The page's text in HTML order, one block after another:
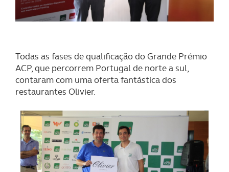
Todas as fases de qualificação do Grande Prémio
ACP, que percorrem Portugal de norte a sul,
contaram com uma oferta fantástica dos
restaurantes Olivier.